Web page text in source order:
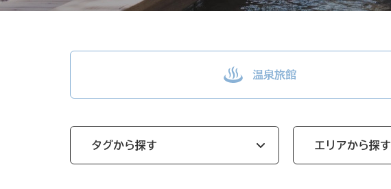
温泉旅館
タグから探す エリアから探す